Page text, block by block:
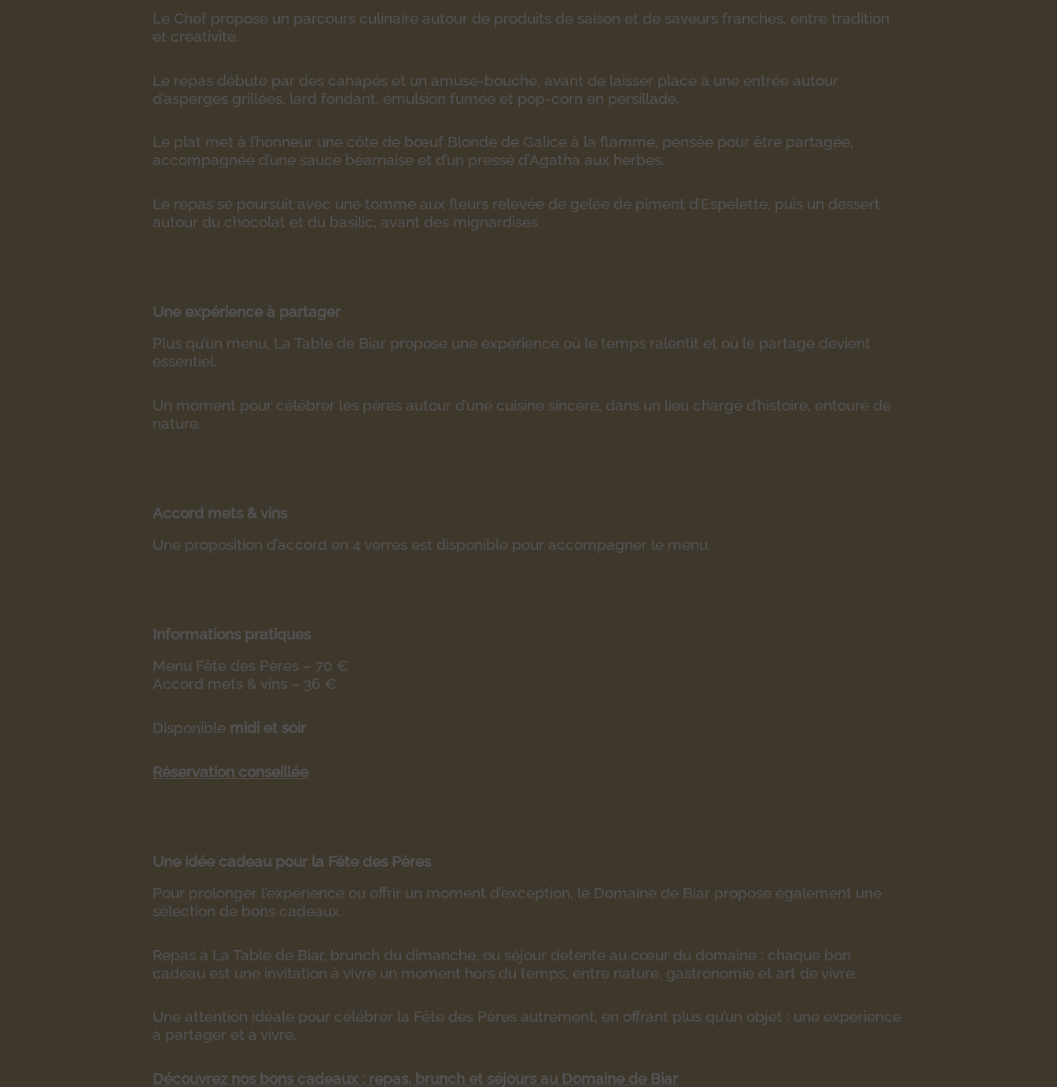
Le Chef propose un parcours culinaire autour de produits de saison et de saveurs franches, entre tradition
et créativité.
Le repas débute par des canapés et un amuse-bouche, avant de laisser place à une entrée autour
d’asperges grillées, lard fondant, émulsion fumée et pop-corn en persillade.
Le plat met à l’honneur une côte de bœuf Blonde de Galice à la flamme, pensée pour être partagée,
accompagnée d’une sauce béarnaise et d’un pressé d’Agatha aux herbes.
Le repas se poursuit avec une tomme aux fleurs relevée de gelée de piment d’Espelette, puis un dessert
autour du chocolat et du basilic, avant des mignardises.
Une expérience à partager
Plus qu’un menu, La Table de Biar propose une expérience où le temps ralentit et où le partage devient
essentiel.
Un moment pour célébrer les pères autour d’une cuisine sincère, dans un lieu chargé d’histoire, entouré de
nature.
Accord mets & vins
Une proposition d’accord en 4 verres est disponible pour accompagner le menu.
Informations pratiques
Menu Fête des Pères – 70 €
Accord mets & vins – 36 €
Disponible midi et soir
Réservation conseillée
Une idée cadeau pour la Fête des Pères
Pour prolonger l’expérience ou offrir un moment d’exception, le Domaine de Biar propose également une
sélection de bons cadeaux.
Repas à La Table de Biar, brunch du dimanche, ou séjour détente au cœur du domaine : chaque bon
cadeau est une invitation à vivre un moment hors du temps, entre nature, gastronomie et art de vivre.
Une attention idéale pour célébrer la Fête des Pères autrement, en offrant plus qu’un objet : une expérience
à partager et à vivre.
Découvrez nos bons cadeaux : repas, brunch et séjours au Domaine de Biar